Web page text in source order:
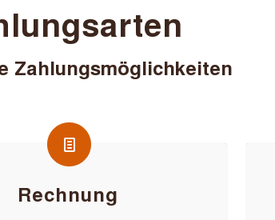
Zahlungsmöglichkeiten
Rechnung